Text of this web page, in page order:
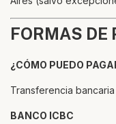
FORMAS DE
¿CÓMO PUEDO
Transferencia
BANCO ICBC